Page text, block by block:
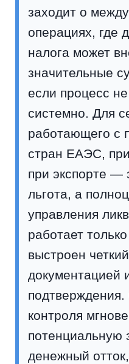
заходит о
операциях, где
налога может
значительные
если процесс
системно. Для
работающего с
стран ЕАЭС,
при экспорте —
льгота, а
управления
работает
выстроен
документацией
подтверждения.
контроля
потенциальную
денежный